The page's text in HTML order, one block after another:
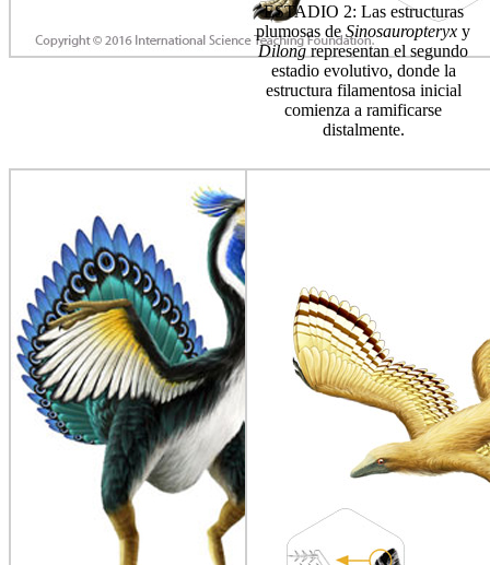
ESTADIO 2: Las estructuras
plumosas deSinosauropteryx y
Dilongrepresentan el segundo
estadio evolutivo, donde la
estructura filamentosa inicial
comienza a ramificarse
distalmente.